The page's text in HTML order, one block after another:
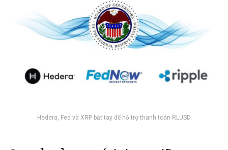
Hedera, Fed và XRP bắt tay để hỗ trợ thanh toán RLUSD